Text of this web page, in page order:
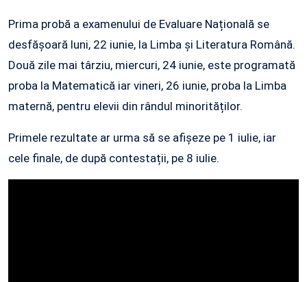
Prima probă a examenului de Evaluare Națională se
desfășoară luni, 22 iunie, la Limba și Literatura Română.
Două zile mai târziu, miercuri, 24 iunie, este programată
proba la Matematică iar vineri, 26 iunie, proba la Limba
maternă, pentru elevii din rândul minorităților.
Primele rezultate ar urma să se afișeze pe 1 iulie, iar
cele finale, de după contestații, pe 8 iulie.